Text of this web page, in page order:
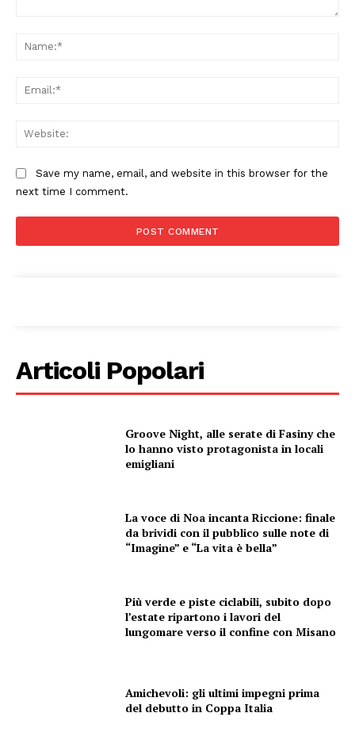
Canale TV 70/80/90
ECONOMIA
SPORT
Save my name, email, and website in this browser for the
next time I comment.
Articoli Popolari
Groove Night, alle serate di Fasiny che
lo hanno visto protagonista in locali
emigliani
La voce di Noa incanta Riccione: finale
da brividi con il pubblico sulle note di
“Imagine” e “La vita è bella”
Più verde e piste ciclabili, subito dopo
l’estate ripartono i lavori del
lungomare verso il confine con Misano
Amichevoli: gli ultimi impegni prima
del debutto in Coppa Italia